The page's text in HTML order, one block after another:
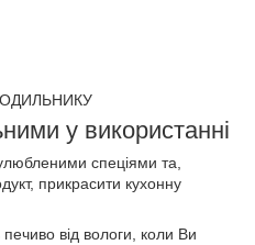
у використанні
спеціями та,
прикрасити кухонну
печиво від вологи, коли Ви